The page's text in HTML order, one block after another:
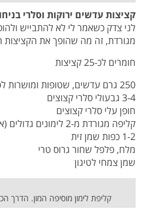
קציצות עדשים ירוקות וסלרי
לני צדק כשאמר לי לא להתבייש
מגורדת, זה מה שהופך את הקציצות
חומרים לכ-25 קציצות
250 גרם עדשים, שטופות ומושרות לפחות 12 שעות
3-4 גבעולי סלרי קצוצים
חופן עלי סלרי קצוצים
קליפה מגורדת מ-2 לימונים גדולים (אפשר יותר)
1-2 כפות שמן זית
מלח, פלפל שחור גרוס טרי
שמן צמחי לטיגון
קליפת לימון מוסיפה המון. הדרך